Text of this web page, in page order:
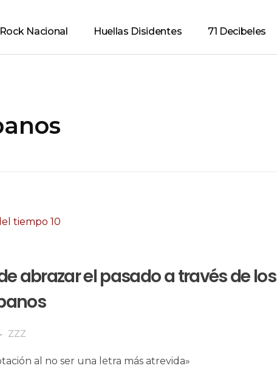
Nacional Huellas Disidentes 71 Decibeles
abrazar el pasado a través de los
ZZZ
al no ser una letra más atrevida»